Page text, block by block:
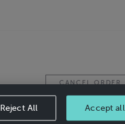
CANCEL ORDER
Reject All Accept all